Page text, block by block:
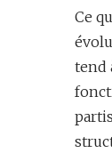
Ce
tend